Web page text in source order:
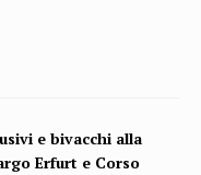
e bivacchi alla
Erfurt e Corso